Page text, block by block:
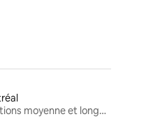
Locations moyenne et longue durée